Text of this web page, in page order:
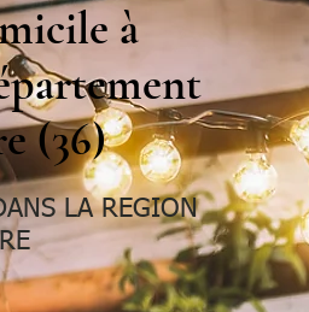
à
(36)
LA REGION